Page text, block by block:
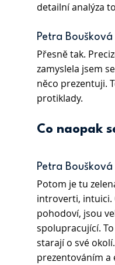
detailní analýza
Petra Boušková
Přesně tak.
zamyslela jsem
něco prezentuji.
protiklady.
Co naopak
Petra Boušková
Potom je tu
introverti, intuici.
pohodoví, jsou
spolupracující.
starají o své
prezentováním a